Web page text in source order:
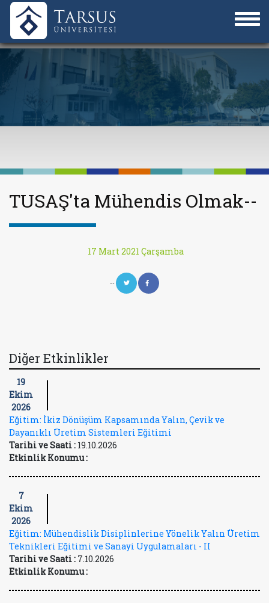
TUSAŞ'ta Mühendis Olmak--
17 Mart 2021 Çarşamba
--
Diğer Etkinlikler
19
Ekim
2026
Eğitim: İkiz Dönüşüm Kapsamında Yalın, Çevik ve
Dayanıklı Üretim Sistemleri Eğitimi
Tarihi ve Saati : 19.10.2026
Etkinlik Konumu :
7
Ekim
2026
Eğitim: Mühendislik Disiplinlerine Yönelik Yalın Üretim
Teknikleri Eğitimi ve Sanayi Uygulamaları - II
Tarihi ve Saati : 7.10.2026
Etkinlik Konumu :